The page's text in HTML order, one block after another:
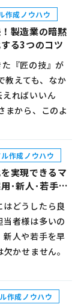
作成ノウハウ
製造業の暗黙
る3つのコツ
た『匠の技』が
教えても、なか
ればいいん
まから、このよ
作成ノウハウ
実現できるマ
･新人･若手に
どうしたら良
者様は多いの
新人や若手を早
かせません。
作成ノウハウ